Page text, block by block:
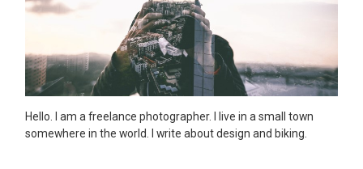
Hello. I am a freelance photographer. I live in a small town
somewhere in the world. I write about design and biking.